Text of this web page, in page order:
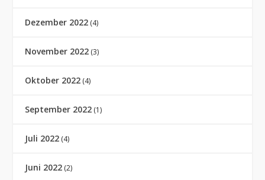
Dezember 2022 (4)
November 2022 (3)
Oktober 2022 (4)
September 2022 (1)
Juli 2022 (4)
Juni 2022 (2)